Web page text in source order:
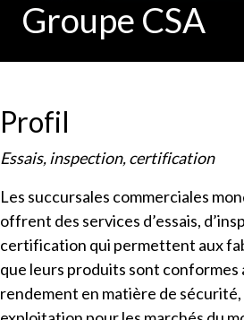
Groupe CSA
Profil
Essais, inspection, certification
Les succursales commerciales
offrent des services d’essais,
certification qui permettent aux
que leurs produits sont conformes
rendement en matière de